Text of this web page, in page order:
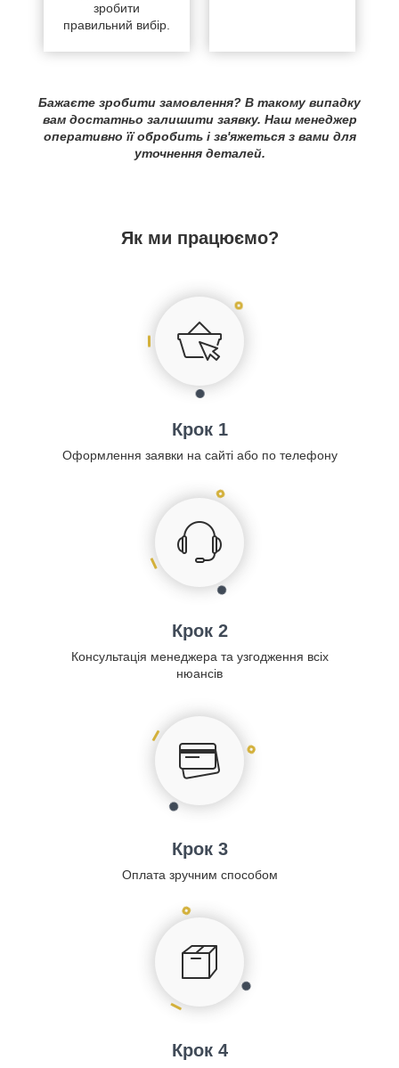
зробити
правильний вибір.
Бажаєте зробити замовлення? В такому випадку
вам достатньо залишити заявку. Наш менеджер
оперативно її обробить і зв'яжеться з вами для
уточнення деталей.
Як ми працюємо?
Крок 1
Оформлення заявки на сайті або по телефону
Крок 2
Консультація менеджера та узгодження всіх
нюансів
Крок 3
Оплата зручним способом
Крок 4